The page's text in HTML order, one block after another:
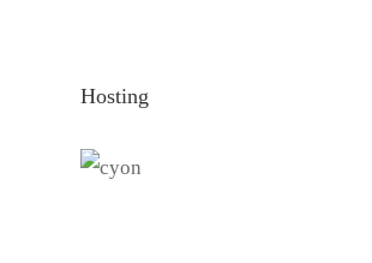
Hosting